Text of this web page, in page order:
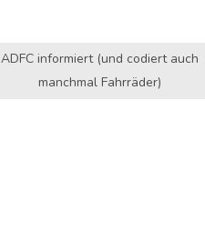
ADFC informiert (und codiert auch
manchmal Fahrräder)